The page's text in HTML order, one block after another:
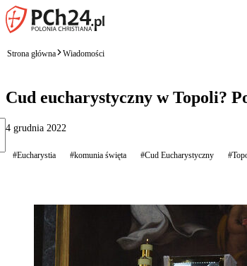
Strona główna Wiadomości
Cud eucharystyczny w Topoli?
4 grudnia 2022
#Eucharystia #komunia święta #Cud Eucharystyczny